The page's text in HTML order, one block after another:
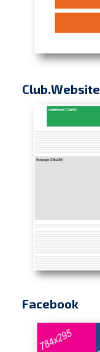
Club.Website
Facebook